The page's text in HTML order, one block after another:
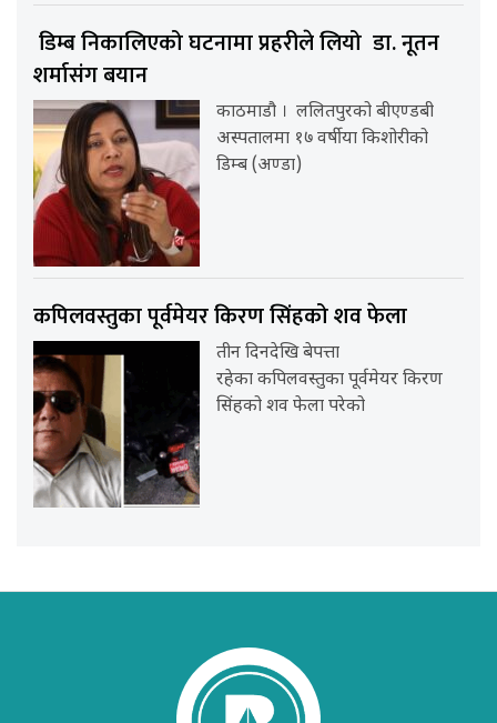
डिम्ब निकालिएको घटनामा प्रहरीले लियो डा. नूतन
शर्मासंग बयान
काठमाडौ । ललितपुरको बीएण्डबी
अस्पतालमा १७ वर्षीया किशोरीको
डिम्ब (अण्डा)
कपिलवस्तुका पूर्वमेयर किरण सिंहको शव फेला
तीन दिनदेखि बेपत्ता
रहेका कपिलवस्तुका पूर्वमेयर किरण
सिंहको शव फेला परेको